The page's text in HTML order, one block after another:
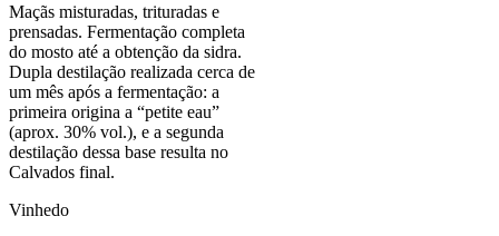
Maçãs misturadas, trituradas e
prensadas. Fermentação completa
do mosto até a obtenção da sidra.
Dupla destilação realizada cerca de
um mês após a fermentação: a
primeira origina a “petite eau”
(aprox. 30% vol.), e a segunda
destilação dessa base resulta no
Calvados final.
Vinhedo